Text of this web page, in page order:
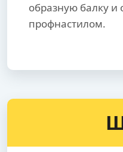
образную балку
профнастилом.